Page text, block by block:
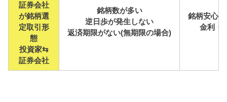
証券会社
が銘柄選
定取引形
態
投資家⇆
証券会社
銘柄数が多い
逆日歩が発生しない
返済期限がない(無期限の場合)
銘柄安心
金利・